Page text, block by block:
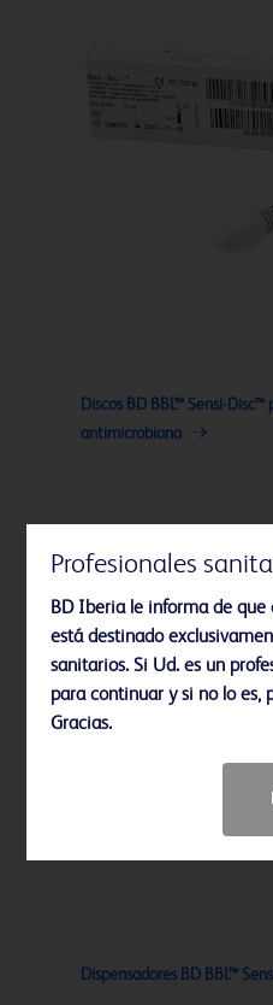
Discos BD BBL™ Sensi-
antimicrobiana
Dispensadores BD BBL™
Profesionales
BD Iberia le informa de
está destinado
sanitarios. Si Ud. es un
para continuar y si no lo es,
Gracias.